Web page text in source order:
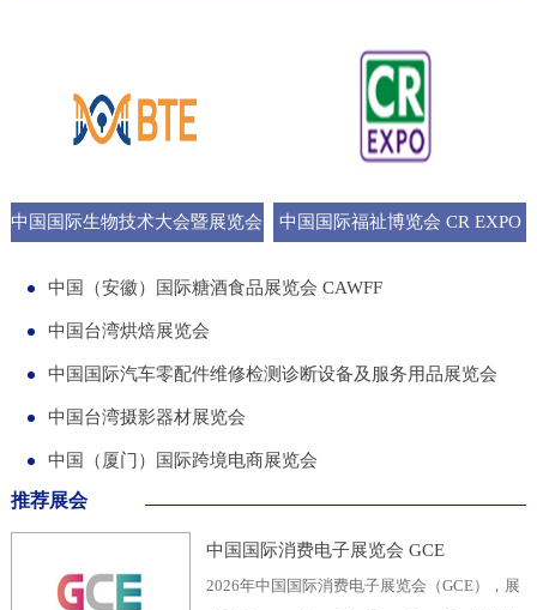
中国国际生物技术大会暨展览会 中国国际福祉博览会 CR EXPO
中国（安徽）国际糖酒食品展览会 CAWFF
中国台湾烘焙展览会
中国国际汽车零配件维修检测诊断设备及服务用品展览会
中国台湾摄影器材展览会
中国（厦门）国际跨境电商展览会
推荐展会
中国国际消费电子展览会 GCE
2026年中国国际消费电子展览会（GCE），展